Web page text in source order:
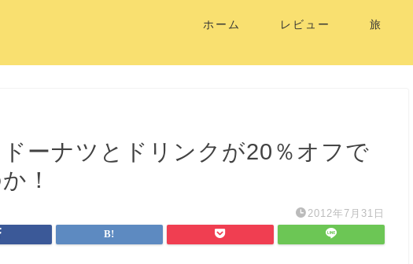
ホーム レビュー 旅
ーナツとドリンクが20％オフで
！
2012年7月31日